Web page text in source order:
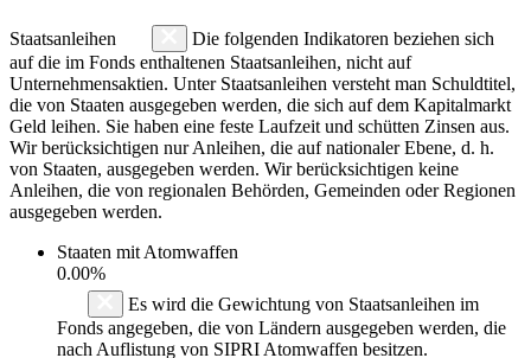
Staatsanleihen
Die folgenden Indikatoren beziehen sich
auf die im Fonds enthaltenen Staatsanleihen, nicht auf
Unternehmensaktien. Unter Staatsanleihen versteht man Schuldtitel,
die von Staaten ausgegeben werden, die sich auf dem Kapitalmarkt
Geld leihen. Sie haben eine feste Laufzeit und schütten Zinsen aus.
Wir berücksichtigen nur Anleihen, die auf nationaler Ebene, d. h.
von Staaten, ausgegeben werden. Wir berücksichtigen keine
Anleihen, die von regionalen Behörden, Gemeinden oder Regionen
ausgegeben werden.
Staaten mit Atomwaffen
0.00%
Es wird die Gewichtung von Staatsanleihen im
Fonds angegeben, die von Ländern ausgegeben werden, die
nach Auflistung von SIPRI Atomwaffen besitzen.